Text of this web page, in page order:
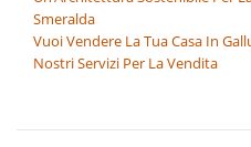
articoli
Smeralda
Vuoi Vendere La Tua Casa In
Nostri Servizi Per La Vendita